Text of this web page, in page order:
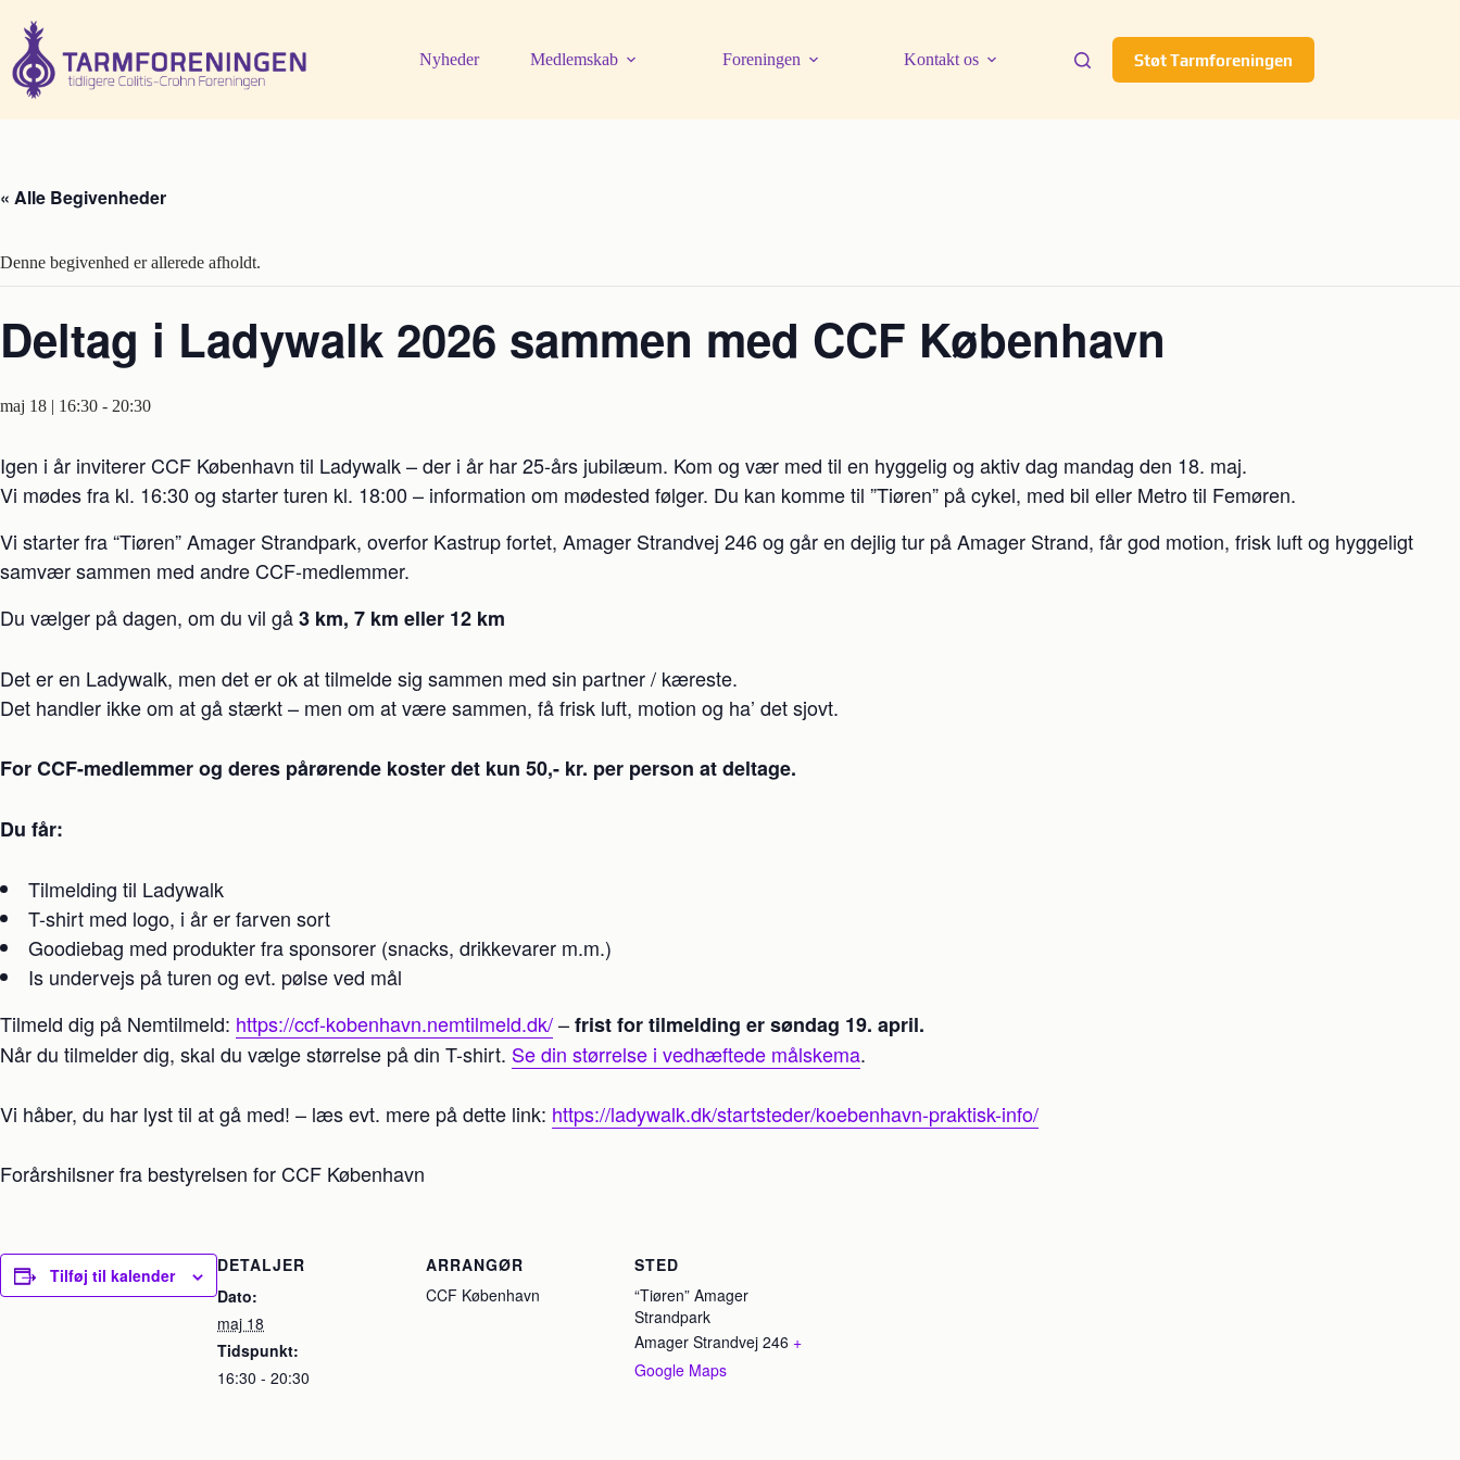
indhold
Nyheder Medlemskab Foreningen Kontakt os Støt Tarmforeningen
« Alle Begivenheder
Denne begivenhed er allerede afholdt.
Deltag i Ladywalk 2026 sammen med CCF København
maj 18 | 16:30 - 20:30
Igen i år inviterer CCF København til Ladywalk – der i år har 25-års jubilæum. Kom og vær med til en hyggelig og aktiv dag mandag den 18. maj.
Vi mødes fra kl. 16:30 og starter turen kl. 18:00 – information om mødested følger. Du kan komme til ”Tiøren” på cykel, med bil eller Metro til Femøren.
Vi starter fra “Tiøren” Amager Strandpark, overfor Kastrup fortet, Amager Strandvej 246 og går en dejlig tur på Amager Strand, får god motion, frisk luft og hyggeligt
samvær sammen med andre CCF-medlemmer.
Du vælger på dagen, om du vil gå3 km, 7 km eller 12 km
Det er en Ladywalk, men det er ok at tilmelde sig sammen med sin partner / kæreste.
Det handler ikke om at gå stærkt – men om at være sammen, få frisk luft, motion og ha’ det sjovt.
For CCF-medlemmer og deres pårørende koster det kun 50,- kr. per person at deltage.
Du får:
Tilmelding til Ladywalk
T-shirt med logo, i år er farven sort
Goodiebag med produkter fra sponsorer (snacks, drikkevarer m.m.)
Is undervejs på turen og evt. pølse ved mål
Tilmeld dig på Nemtilmeld: https://ccf-kobenhavn.nemtilmeld.dk/–frist for tilmelding er søndag 19. april.
Når du tilmelder dig, skal du vælge størrelse på din T-shirt. Se din størrelse i vedhæftede målskema.
Vi håber, du har lyst til at gå med! – læs evt. mere på dette link: https://ladywalk.dk/startsteder/koebenhavn-praktisk-info/
Forårshilsner fra bestyrelsen for CCF København
Tilføj til kalender
DETALJER
Dato:
maj 18
Tidspunkt:
16:30 - 20:30
ARRANGØR
CCF København
STED
“Tiøren” Amager
Strandpark
Amager Strandvej 246 +
Google Maps